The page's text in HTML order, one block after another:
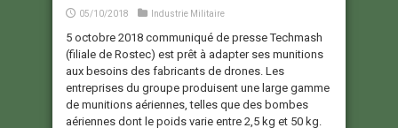
05/10/2018 Industrie Militaire
5 octobre 2018 communiqué de presse Techmash
(filiale de Rostec) est prêt à adapter ses munitions
aux besoins des fabricants de drones. Les
entreprises du groupe produisent une large gamme
de munitions aériennes, telles que des bombes
aériennes dont le poids varie entre 2,5 kg et 50 kg.